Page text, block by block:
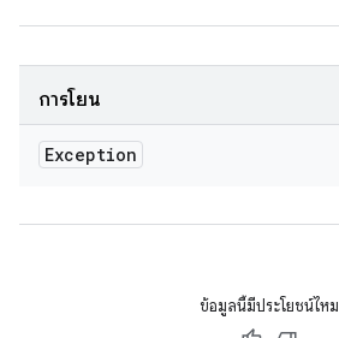
การโยน
Exception
ข้อมูลนี้มีประโยชน์ไหม